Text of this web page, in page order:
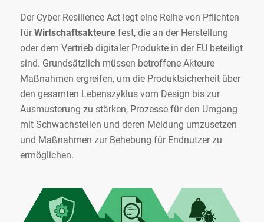
Der Cyber Resilience Act legt eine Reihe von Pflichten
fürWirtschaftsakteurefest, die an der Herstellung
oder dem Vertrieb digitaler Produkte in der EU beteiligt
sind. Grundsätzlich müssen betroffene Akteure
Maßnahmen ergreifen, um die Produktsicherheit über
den gesamten Lebenszyklus vom Design bis zur
Ausmusterung zu stärken, Prozesse für den Umgang
mit Schwachstellen und deren Meldung umzusetzen
und Maßnahmen zur Behebung für Endnutzer zu
ermöglichen.